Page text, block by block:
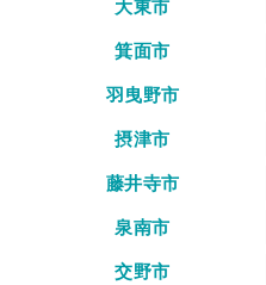
大東市
箕面市
羽曳野市
摂津市
藤井寺市
泉南市
交野市